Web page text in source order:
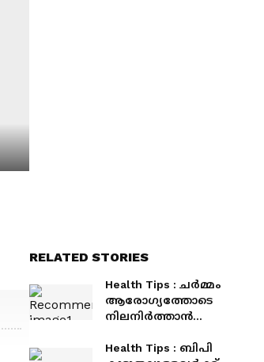
RELATED STORIES
Health Tips : ചർമ്മം
ആരോ​ഗ്യത്തോടെ
നിലനിർത്താൻ
കഴിക്കേണ്ട ആറ്
Health Tips : ബിപി